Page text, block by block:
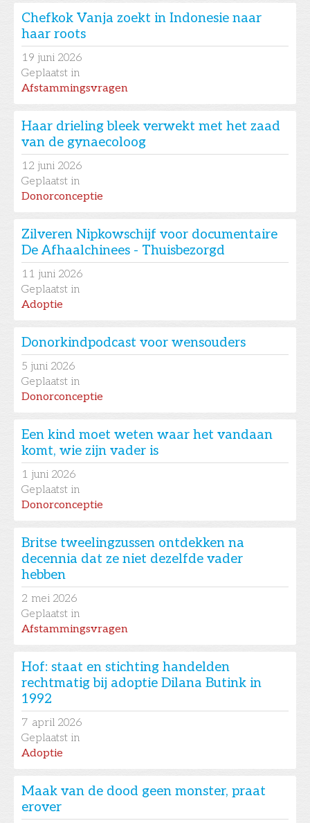
Chefkok Vanja zoekt in Indonesie naar
haar roots
19 juni 2026
Geplaatst in
Afstammingsvragen
Haar drieling bleek verwekt met het zaad
van de gynaecoloog
12 juni 2026
Geplaatst in
Donorconceptie
Zilveren Nipkowschijf voor documentaire
De Afhaalchinees - Thuisbezorgd
11 juni 2026
Geplaatst in
Adoptie
Donorkindpodcast voor wensouders
5 juni 2026
Geplaatst in
Donorconceptie
Een kind moet weten waar het vandaan
komt, wie zijn vader is
1 juni 2026
Geplaatst in
Donorconceptie
Britse tweelingzussen ontdekken na
decennia dat ze niet dezelfde vader
hebben
2 mei 2026
Geplaatst in
Afstammingsvragen
Hof: staat en stichting handelden
rechtmatig bij adoptie Dilana Butink in
1992
7 april 2026
Geplaatst in
Adoptie
Maak van de dood geen monster, praat
erover